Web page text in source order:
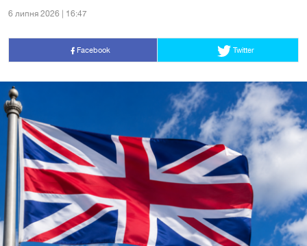
6 липня 2026 | 16:47
Facebook Twitter